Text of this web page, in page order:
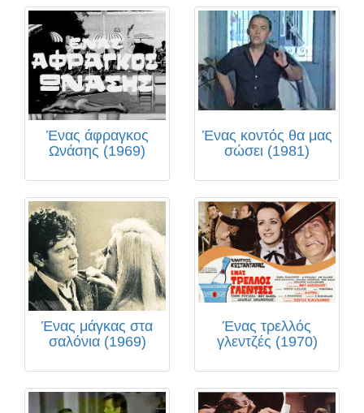
Ένας άφραγκος
Ωνάσης (1969)
Ένας κοντός θα μας
σώσει (1981)
Ένας μάγκας στα
σαλόνια (1969)
Ένας τρελλός
γλεντζές (1970)